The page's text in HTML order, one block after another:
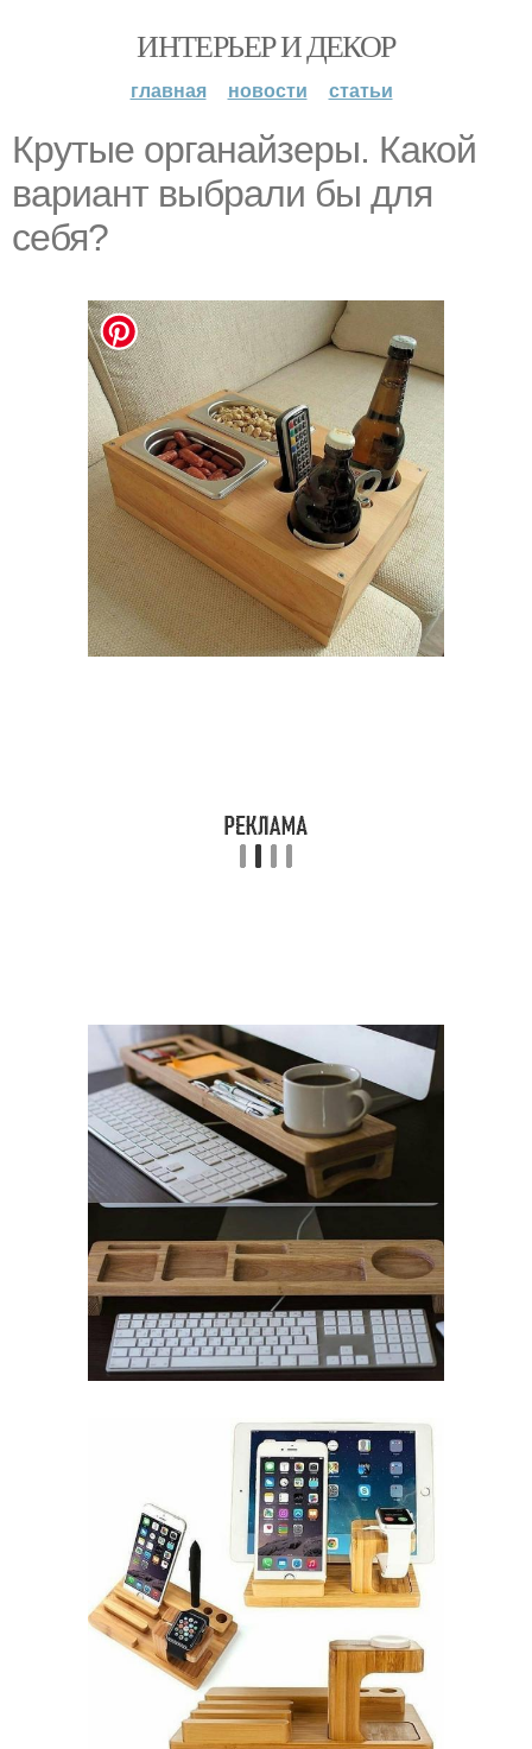
ИНТЕРЬЕР И ДЕКОР
главная новости статьи
Крутые органайзеры. Какой
вариант выбрали бы для
себя?